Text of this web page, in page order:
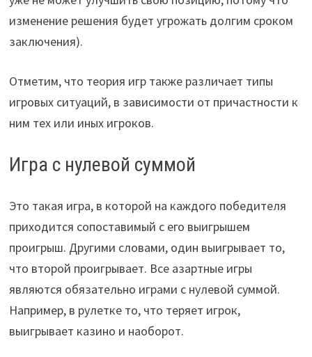
изменение решения будет угрожать долгим сроком
заключения).
Отметим, что теория игр также различает типы
игровых ситуаций, в зависимости от причастности к
ним тех или иных игроков.
Игра с нулевой суммой
Это такая игра, в которой на каждого победителя
приходится сопоставимый с его выигрышем
проигрыш. Другими словами, один выигрывает то,
что второй проигрывает. Все азартные игры
являются обязательно играми с нулевой суммой.
Например, в рулетке то, что теряет игрок,
выигрывает казино и наоборот.